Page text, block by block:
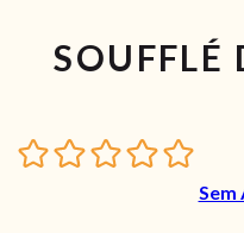
SOUFFLÉ
Sem